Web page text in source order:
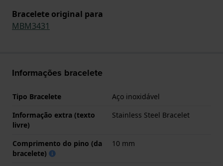
Bracelete original para
MBM3431
Informações bracelete
Tipo Bracelete
Aço inoxidável
Informação extra (texto
livre)
Stainless Steel Bracelet
Comprimento do pino (da
bracelete)
10 mm